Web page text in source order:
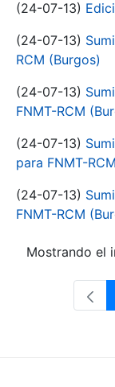
(24-07-13)
(24-07-13)
RCM (Burgos)
(24-07-13)
FNMT-RCM
(24-07-13)
para FNMT-
(24-07-13)
FNMT-RCM
Mostrando el